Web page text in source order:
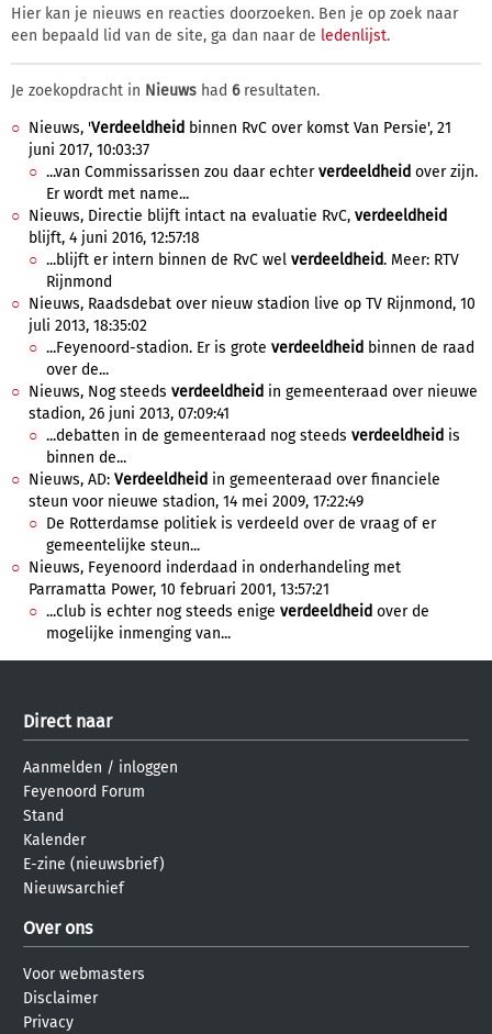
Hier kan je nieuws en reacties doorzoeken. Ben je op zoek naar
een bepaald lid van de site, ga dan naar de ledenlijst.
Je zoekopdracht in Nieuws had 6resultaten.
Nieuws, 'Verdeeldheid binnen RvC over komst Van Persie', 21
juni 2017, 10:03:37
...van Commissarissen zou daar echterverdeeldheid over zijn.
Er wordt met name...
Nieuws, Directie blijft intact na evaluatie RvC, verdeeldheid
blijft, 4 juni 2016, 12:57:18
...blijft er intern binnen de RvC wel verdeeldheid. Meer: RTV
Rijnmond
Nieuws, Raadsdebat over nieuw stadion live op TV Rijnmond, 10
juli 2013, 18:35:02
...Feyenoord-stadion. Er is grote verdeeldheid binnen de raad
over de...
Nieuws, Nog steeds verdeeldheid in gemeenteraad over nieuwe
stadion, 26 juni 2013, 07:09:41
...debatten in de gemeenteraad nog steeds verdeeldheid is
binnen de...
Nieuws, AD: Verdeeldheid in gemeenteraad over financiele
steun voor nieuwe stadion, 14 mei 2009, 17:22:49
De Rotterdamse politiek is verdeeld over de vraag of er
gemeentelijke steun...
Nieuws, Feyenoord inderdaad in onderhandeling met
Parramatta Power, 10 februari 2001, 13:57:21
...club is echter nog steeds enige verdeeldheid over de
mogelijke inmenging van...
Direct naar
Aanmelden / inloggen
Feyenoord Forum
Stand
Kalender
E-zine (nieuwsbrief)
Nieuwsarchief
Over ons
Voor webmasters
Disclaimer
Privacy